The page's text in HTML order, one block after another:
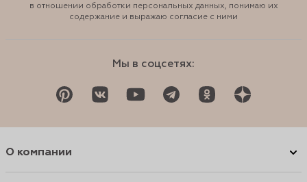
в отношении обработки персональных данных, понимаю их
содержание и выражаю согласие с ними
Мы в соцсетях:
О компании